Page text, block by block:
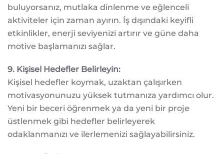
buluyorsanız, mutlaka dinlenme ve eğlenceli
aktiviteler için zaman ayırın. İş dışındaki keyifli
etkinlikler, enerji seviyenizi artırır ve güne daha
motive başlamanızı sağlar.
9. Kişisel Hedefler Belirleyin:
Kişisel hedefler koymak, uzaktan çalışırken
motivasyonunuzu yüksek tutmanıza yardımcı olur.
Yeni bir beceri öğrenmek ya da yeni bir proje
üstlenmek gibi hedefler belirleyerek
odaklanmanızı ve ilerlemenizi sağlayabilirsiniz.